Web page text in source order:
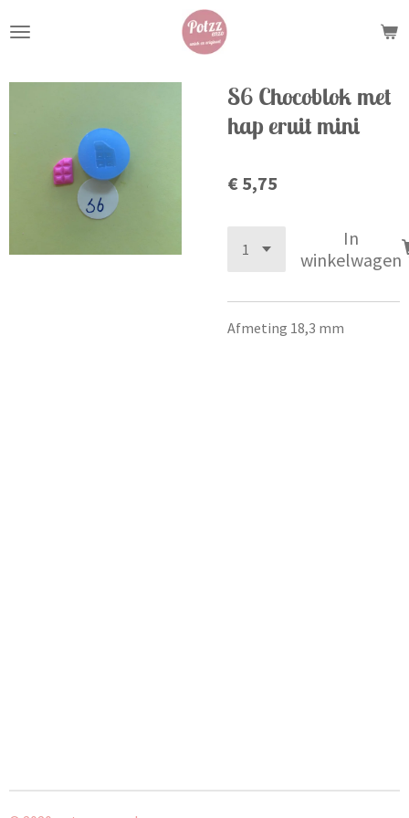
direct
de
S6 Chocoblok met
hap eruit mini
€ 5,75
In
winkelwagen
Afmeting 18,3 mm